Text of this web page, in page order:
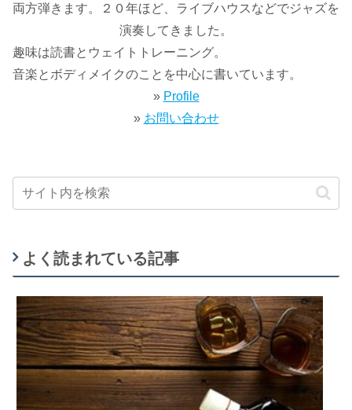
両方弾きます。２０年ほど、ライブハウスなどでジャズを
演奏してきました。
趣味は読書とウェイトトレーニング。
音楽とボディメイクのことを中心に書いています。
» Profile
» お問い合わせ
よく読まれている記事